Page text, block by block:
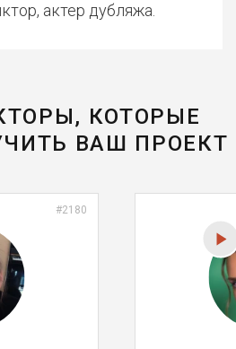
актер дубляжа.
КОТОРЫЕ
ВАШ ПРОЕКТ
#2180